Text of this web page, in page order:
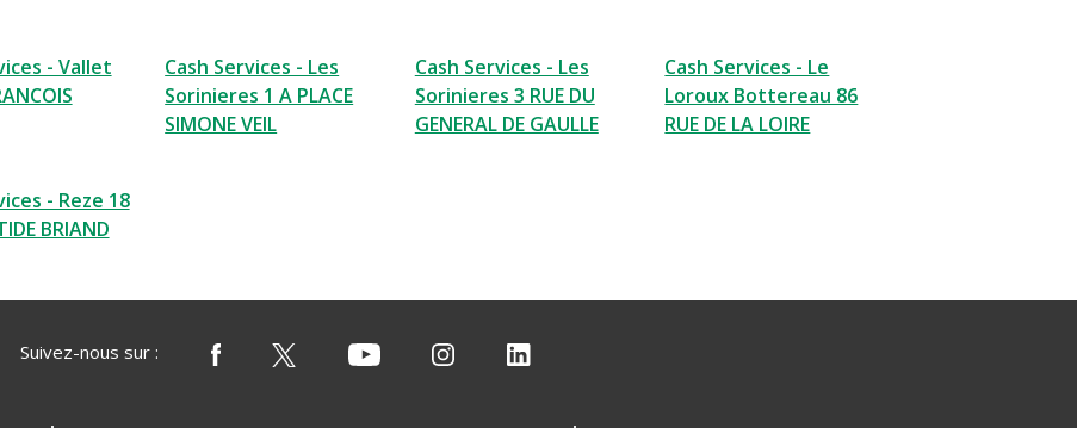
- Vallet
Cash Services - Les
Sorinieres 1 A PLACE
SIMONE VEIL
Cash Services - Les
Sorinieres 3 RUE DU
GENERAL DE GAULLE
Cash Services - Le
Loroux Bottereau 86
RUE DE LA LOIRE
- Reze 18
BRIAND
Suivez-nous sur :